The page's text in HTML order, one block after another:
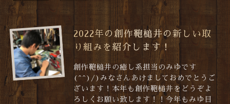
2022年の創作鞄槌井の新しい取
り組みを紹介します！
創作鞄槌井の癒し系担当のみゆです
(^^)/)みなさんあけましておめでとうご
ざいます！本年も創作鞄槌井をどうぞよ
ろしくお願い致します！！今年もみゆ目